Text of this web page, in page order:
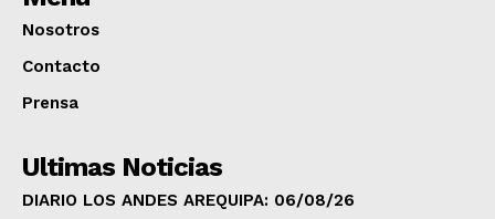
Nosotros
Contacto
Prensa
Ultimas Noticias
DIARIO LOS ANDES AREQUIPA: 06/08/26